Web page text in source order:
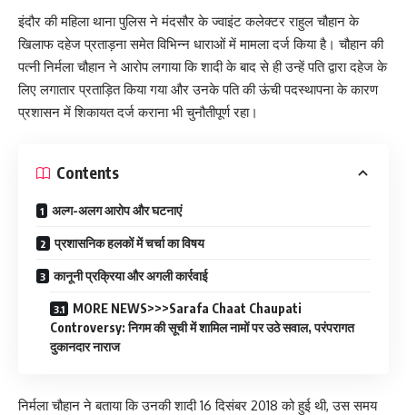
इंदौर की महिला थाना पुलिस ने मंदसौर के ज्वाइंट कलेक्टर राहुल चौहान के
खिलाफ दहेज प्रताड़ना समेत विभिन्न धाराओं में मामला दर्ज किया है। चौहान की
पत्नी निर्मला चौहान ने आरोप लगाया कि शादी के बाद से ही उन्हें पति द्वारा दहेज के
लिए लगातार प्रताड़ित किया गया और उनके पति की ऊंची पदस्थापना के कारण
प्रशासन में शिकायत दर्ज कराना भी चुनौतीपूर्ण रहा।
Contents
अल्ग-अलग आरोप और घटनाएं
प्रशासनिक हलकों में चर्चा का विषय
कानूनी प्रक्रिया और अगली कार्रवाई
MORE NEWS>>>Sarafa Chaat Chaupati
Controversy: निगम की सूची में शामिल नामों पर उठे सवाल, परंपरागत
दुकानदार नाराज
निर्मला चौहान ने बताया कि उनकी शादी 16 दिसंबर 2018 को हुई थी, उस समय